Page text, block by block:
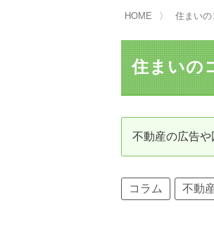
買い替えサポート
不動産の相続
売却の流れ（手順）
不動産売却の詳しい流れ
住宅ローン控除・消費税
リニュアル仲介とは
資産価値の減りにくい住
HOME 住まいの
住まいの
不動産の広告や
コラム 不動